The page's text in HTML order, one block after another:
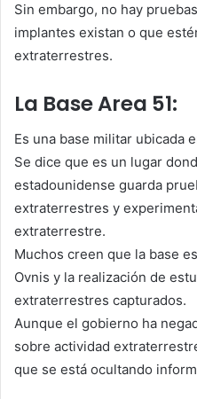
Sin embargo, no hay
implantes existan o que
extraterrestres.
La Base Area 51:
Es una base militar ubicada
Se dice que es un lugar
estadounidense guarda
extraterrestres y
extraterrestre.
Muchos creen que la base
Ovnis y la realización de
extraterrestres capturados.
Aunque el gobierno ha
sobre actividad
que se está ocultando